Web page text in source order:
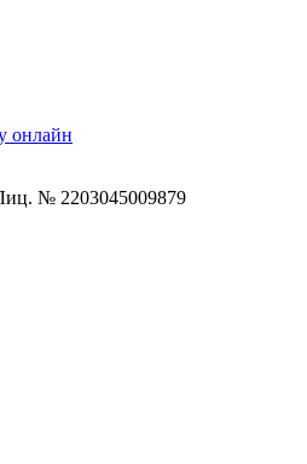
онлайн
№ 2203045009879